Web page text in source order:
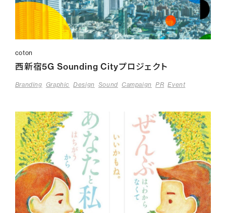
coton
西新宿5G Sounding Cityプロジェクト
Branding Graphic Design Sound Campaign PR Event